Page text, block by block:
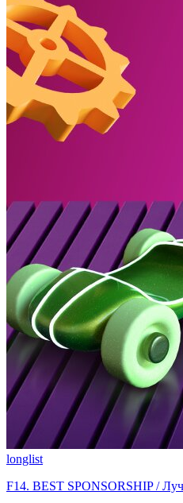
longlist
F14. BEST SPONSORSHIP /